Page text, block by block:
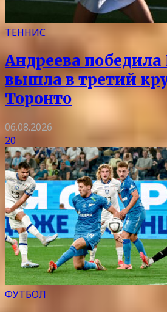
ТЕННИС
Андреева
вышла в третий
Торонто
06.08.2026
20
ФУТБОЛ